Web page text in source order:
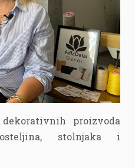
proizvoda
stolnjaka i